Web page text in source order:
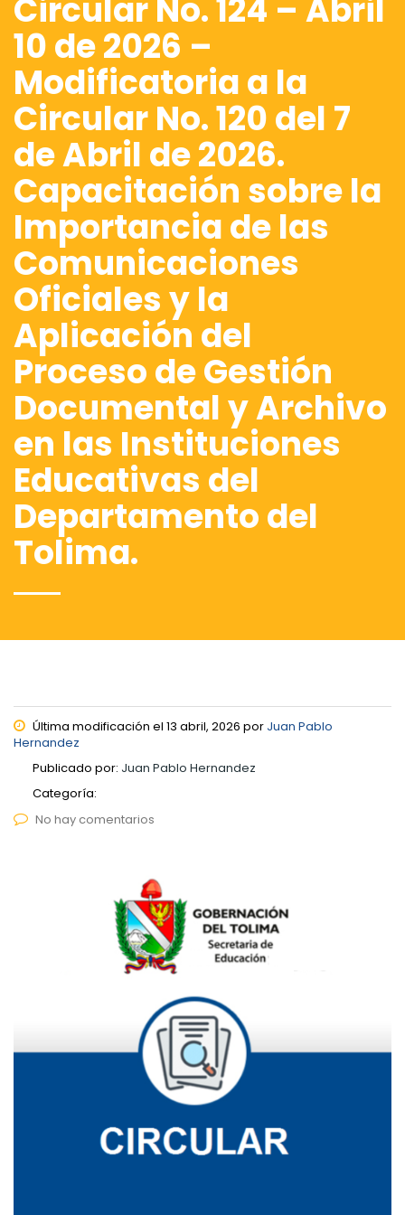
Circular No. 124 – Abril
10 de 2026 –
Modificatoria a la
Circular No. 120 del 7
de Abril de 2026.
Capacitación sobre la
Importancia de las
Comunicaciones
Oficiales y la
Aplicación del
Proceso de Gestión
Documental y Archivo
en las Instituciones
Educativas del
Departamento del
Tolima.
Última modificación el 13 abril, 2026 por Juan Pablo
Hernandez
Publicado por: Juan Pablo Hernandez
Categoría:
No hay comentarios